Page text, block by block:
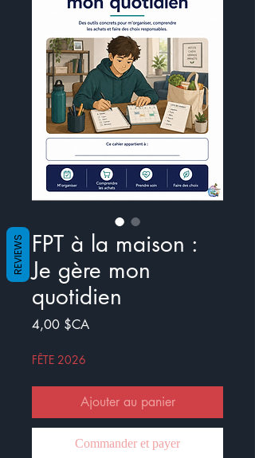
FPT à la maison :
Je gère mon
quotidien
4,00 $CAPrix
FÊTE 2026
Ajouter au panier
Commander et payer
REVIEWS